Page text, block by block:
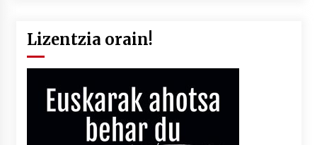
Lizentzia orain!